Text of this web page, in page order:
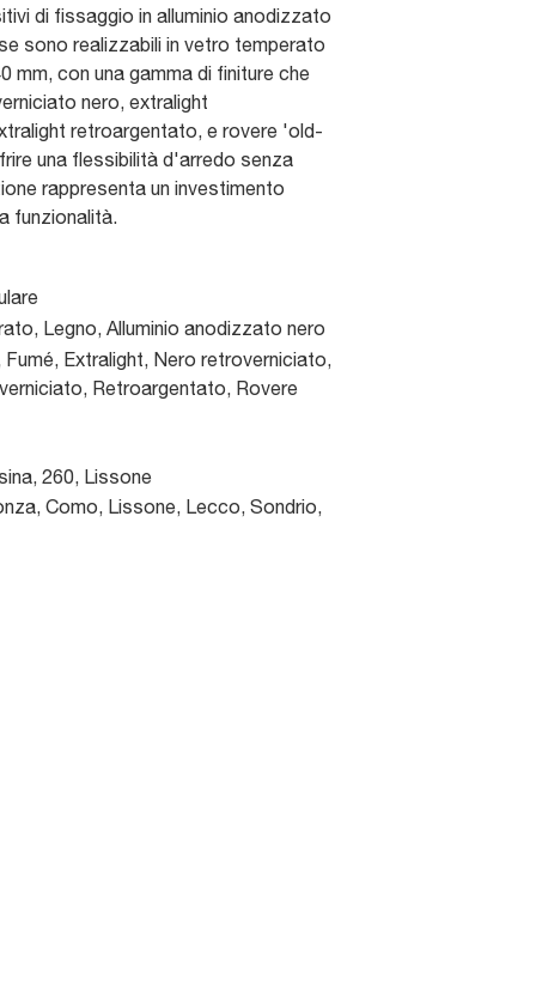
di fissaggio in alluminio anodizzato
sono realizzabili in vetro temperato
mm, con una gamma di finiture che
nero, extralight
retroargentato, e rovere 'old-
una flessibilità d'arredo senza
rappresenta un investimento
funzionalità.
Legno, Alluminio anodizzato nero
Fumé, Extralight, Nero retroverniciato,
Retroargentato, Rovere
260, Lissone
Como, Lissone, Lecco, Sondrio,